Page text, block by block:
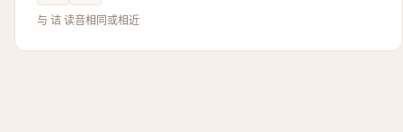
与 诘 读音相同或相近